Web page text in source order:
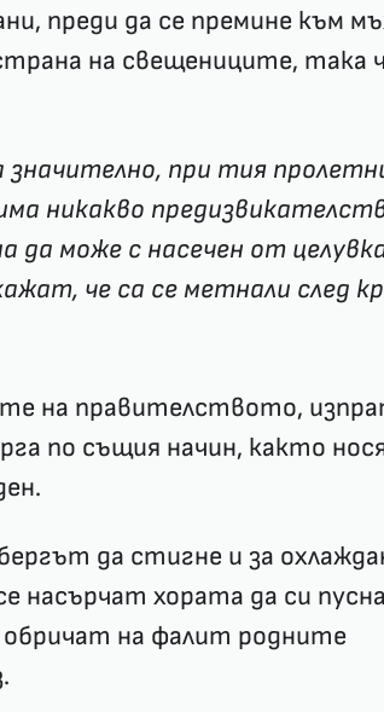
преди да се премине към
на свещениците, така
значително, при тия
никакво
да може с насечен от
че са се метнали след
на правителството,
по същия начин, както
да стигне и за
насърчат хората да си
на фалит родните